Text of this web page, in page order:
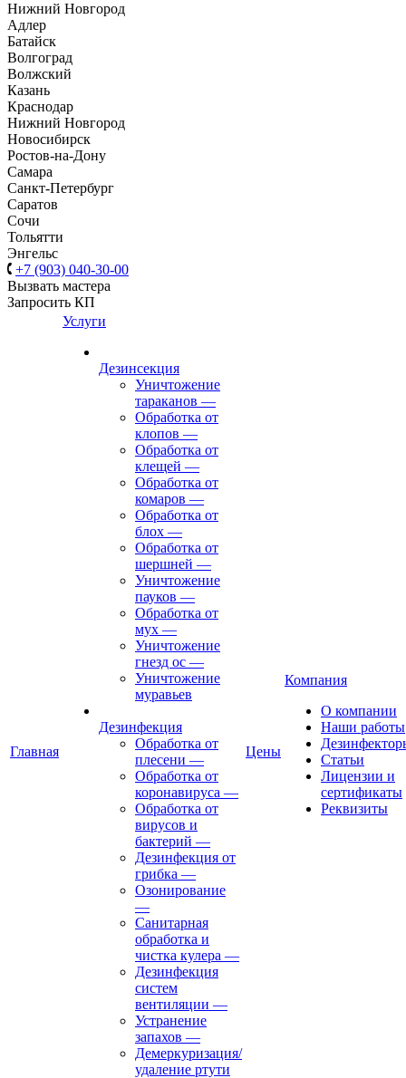
Нижний Новгород
Адлер
Батайск
Волгоград
Волжский
Казань
Краснодар
Нижний Новгород
Новосибирск
Ростов-на-Дону
Самара
Санкт-Петербург
Саратов
Сочи
Тольятти
Энгельс
+7 (903) 040-30-00
Вызвать мастера
Запросить КП
Главная
Услуги
Дезинсекция
Уничтожение
тараканов —
Обработка от
клопов —
Обработка от
клещей —
Обработка от
комаров —
Обработка от
блох —
Обработка от
шершней —
Уничтожение
пауков —
Обработка от
мух —
Уничтожение
гнезд ос —
Уничтожение
муравьев
Дезинфекция
Обработка от
плесени —
Обработка от
коронавируса —
Обработка от
вирусов и
бактерий —
Дезинфекция от
грибка —
Озонирование
—
Санитарная
обработка и
чистка кулера —
Дезинфекция
систем
вентиляции —
Устранение
запахов —
Демеркуризация/
удаление ртути
Цены
Компания
О компании
Наши работы
Статьи
Лицензии и
сертификаты
Реквизиты